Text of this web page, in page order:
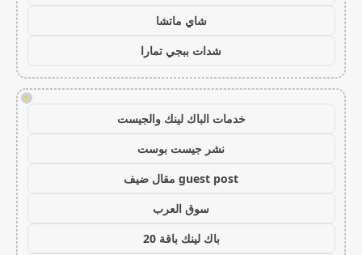
شاي ماتشا
شدات ببجي تمارا
!
خدمات الباك لينك والجيست
نشر جيست بوست
guest post مقال ضيف
سوق العرب
باك لينك باقة 20